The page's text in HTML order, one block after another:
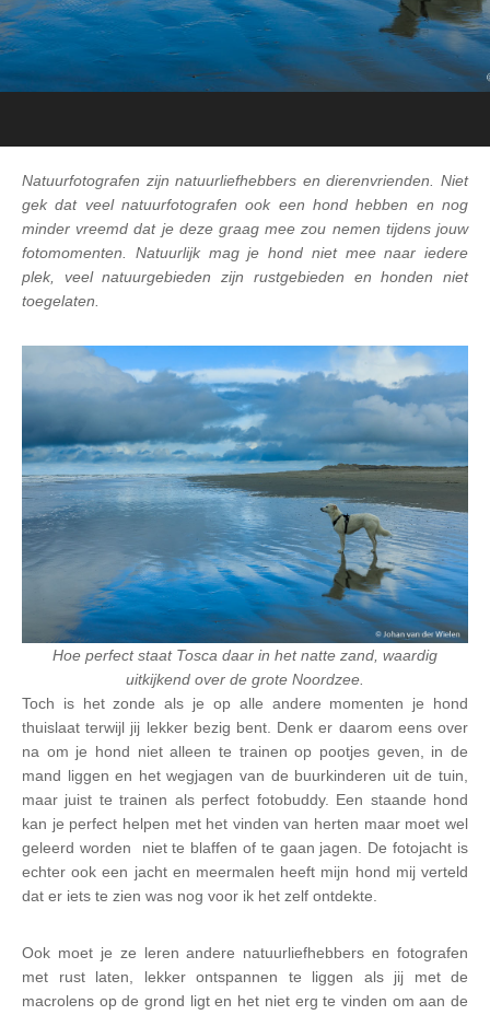
Natuurfotografen zijn natuurliefhebbers en dierenvrienden. Niet
gek dat veel natuurfotografen ook een hond hebben en nog
minder vreemd dat je deze graag mee zou nemen tijdens jouw
fotomomenten. Natuurlijk mag je hond niet mee naar iedere
plek, veel natuurgebieden zijn rustgebieden en honden niet
toegelaten.
Hoe perfect staat Tosca daar in het natte zand, waardig
uitkijkend over de grote Noordzee.
Toch is het zonde als je op alle andere momenten je hond
thuislaat terwijl jij lekker bezig bent. Denk er daarom eens over
na om je hond niet alleen te trainen op pootjes geven, in de
mand liggen en het wegjagen van de buurkinderen uit de tuin,
maar juist te trainen als perfect fotobuddy. Een staande hond
kan je perfect helpen met het vinden van herten maar moet wel
geleerd worden niet te blaffen of te gaan jagen. De fotojacht is
echter ook een jacht en meermalen heeft mijn hond mij verteld
dat er iets te zien was nog voor ik het zelf ontdekte.
Ook moet je ze leren andere natuurliefhebbers en fotografen
met rust laten, lekker ontspannen te liggen als jij met de
macrolens op de grond ligt en het niet erg te vinden om aan de